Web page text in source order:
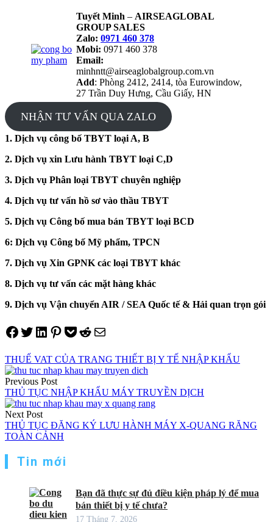
Tuyết Minh – AIRSEAGLOBAL
GROUP SALES
Zalo: 0971 460 378
Mobi: 0971 460 378
Email:
minhntt@airseaglobalgroup.com.vn
Add: Phòng 2412, 2414, tòa Eurowindow,
27 Trần Duy Hưng, Cầu Giấy, HN
NHẬN TƯ VẤN QUA ZALO
1. Dịch vụ công bố TBYT loại A, B
2. Dịch vụ xin Lưu hành TBYT loại C,D
3. Dịch vụ Phân loại TBYT chuyên nghiệp
4. Dịch vụ tư vấn hồ sơ vào thầu TBYT
5. Dịch vụ Công bố mua bán TBYT loại BCD
6: Dịch vụ Công bố Mỹ phẩm, TPCN
7. Dịch vụ Xin GPNK các loại TBYT khác
8. Dịch vụ tư vấn các mặt hàng khác
9. Dịch vụ Vận chuyển AIR / SEA Quốc tế & Hải quan trọn gói
Share on Facebook
Tweet on Twitter
Share on LinkedIn
Pin on Pinterest
Save to pocket
Share on Reddit
Share via Email
THUẾ VAT CỦA TRANG THIẾT BỊ Y TẾ NHẬP KHẨU
Điều
hướng
bài
viết
Previous Post
THỦ TỤC NHẬP KHẨU MÁY TRUYỀN DỊCH
Next Post
THỦ TỤC ĐĂNG KÝ LƯU HÀNH MÁY X-QUANG RĂNG
TOÀN CẢNH
Tin mới
Bạn đã thực sự đủ điều kiện pháp lý để mua
bán thiết bị y tế chưa?
17 Tháng 7, 2026